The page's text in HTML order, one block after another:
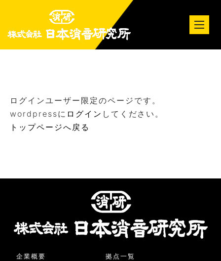
ログインユーザー限定のページです。
wordpressに ログイン してください。
トップページへ戻る
企業概要 拠点一覧